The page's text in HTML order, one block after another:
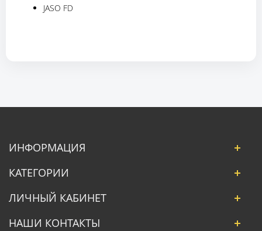
JASO FD
ИНФОРМАЦИЯ
КАТЕГОРИИ
ЛИЧНЫЙ КАБИНЕТ
НАШИ КОНТАКТЫ